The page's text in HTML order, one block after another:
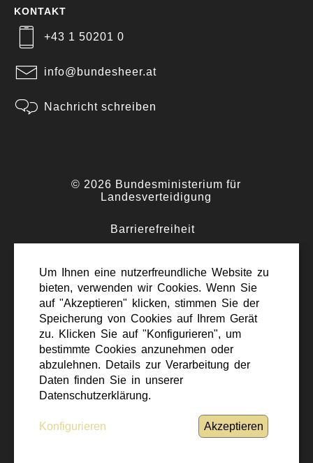
KONTAKT
+43 1 50201 0
info@bundesheer.at
Nachricht schreiben
© 2026 Bundesministerium für
Landesverteidigung
Barrierefreiheit
·
Datenschutz
·
Kontakt
Nach oben scrollen
Um Ihnen eine nutzerfreundliche Website zu
bieten, verwenden wir Cookies. Wenn Sie
auf "Akzeptieren" klicken, stimmen Sie der
Speicherung von Cookies auf Ihrem Gerät
zu. Klicken Sie auf "Konfigurieren", um
bestimmte Cookies anzunehmen oder
abzulehnen. Details zur Verarbeitung der
Daten finden Sie in unserer
Datenschutzerklärung.
Konfigurieren Akzeptieren